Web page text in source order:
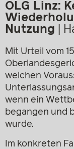
OLG Linz:
Nutzung
Mit Urteil vom
welchen
wenn ein
begangen und
wurde.
Im konkreten